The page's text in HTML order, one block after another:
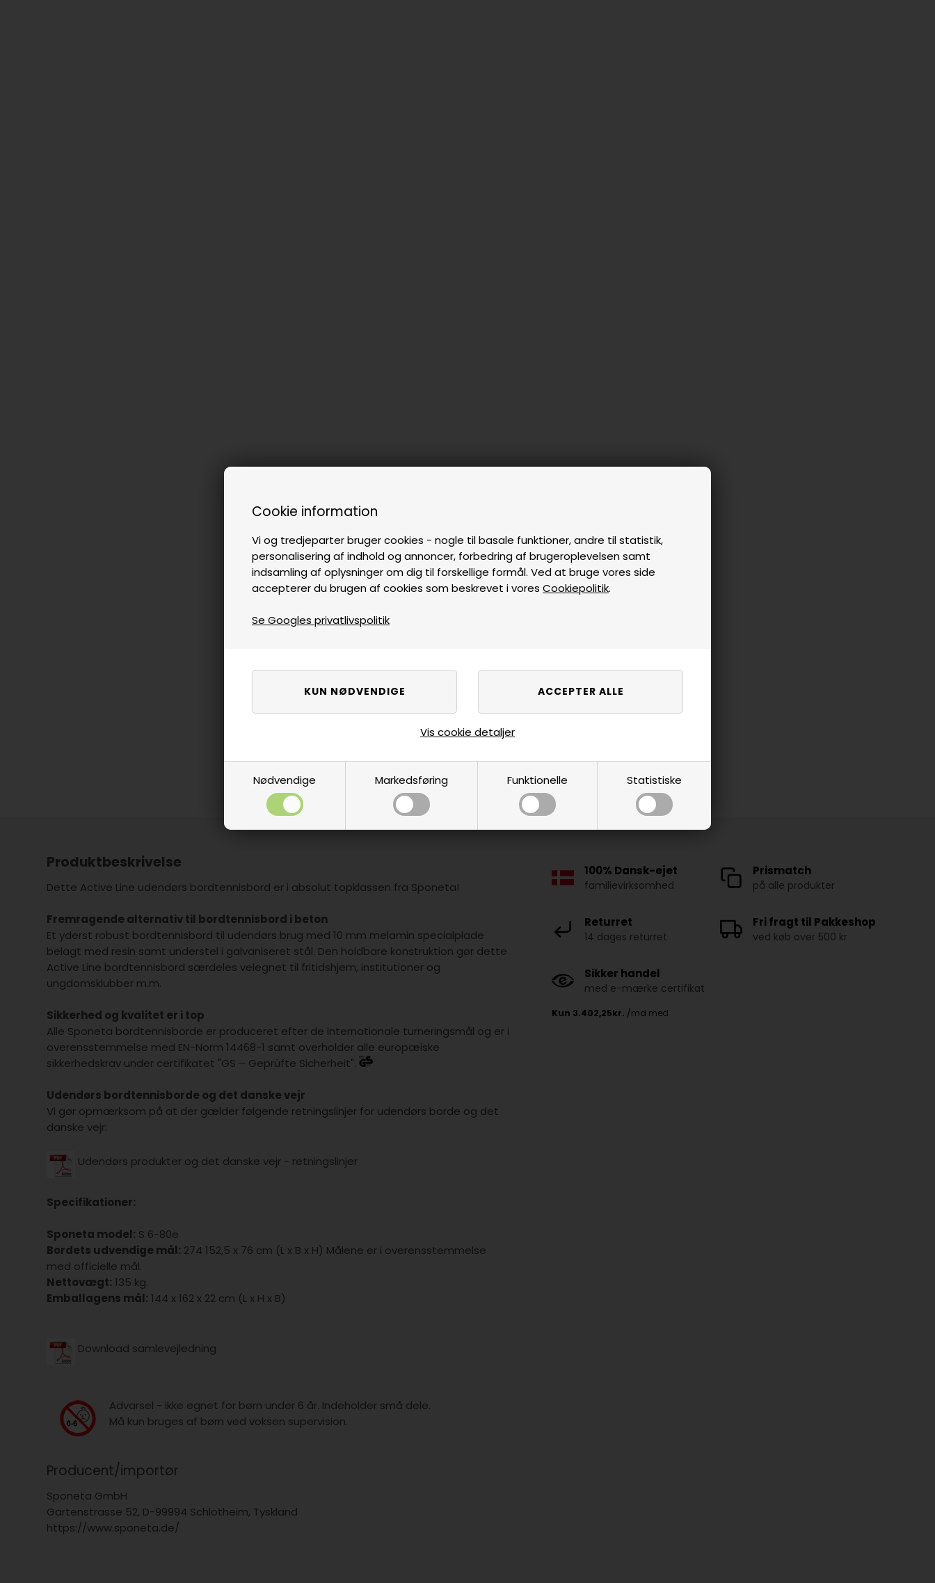
Cookie information
Vi og tredjeparter bruger cookies - nogle til basale funktioner, andre til statistik,
personalisering af indhold og annoncer, forbedring af brugeroplevelsen samt
indsamling af oplysninger om dig til forskellige formål. Ved at bruge vores side
accepterer du brugen af cookies som beskrevet i vores Cookiepolitik.
Se Googles privatlivspolitik
Nødvendige Markedsføring Funktionelle Statistiske
Vis cookie detaljer
Produktbeskrivelse
Dette Active Line udendørs bordtennisbord er i absolut topklassen fra Sponeta!
Fremragende alternativ til bordtennisbord i beton
Et yderst robust bordtennisbord til udendørs brug med 10 mm melamin specialplade
belagt med resin samt understel i galvaniseret stål. Den holdbare konstruktion gør dette
Active Line bordtennisbord særdeles velegnet til fritidshjem, institutioner og
ungdomsklubber m.m.
Sikkerhed og kvalitet er i top
Alle Sponeta bordtennisborde er produceret efter de internationale turneringsmål og er i
overensstemmelse med EN-Norm 14468-1 samt overholder alle europæiske
sikkerhedskrav under certifikatet "GS – Geprüfte Sicherheit".
Udendørs bordtennisborde og det danske vejr
Vi gør opmærksom på at der gælder følgende retningslinjer for udendørs borde og det
danske vejr:
Udendørs produkter og det danske vejr - retningslinjer
Specifikationer:
Sponeta model: S 6-80e
Bordets udvendige mål: 274 152,5 x 76 cm (L x B x H) Målene er i overensstemmelse
med officielle mål.
Nettovægt: 135 kg.
Emballagens mål: 144 x 162 x 22 cm (L x H x B)
Download samlevejledning
Advarsel - ikke egnet for børn under 6 år. Indeholder små dele.
Må kun bruges af børn ved voksen supervision.
Producent/importør
Sponeta GmbH
Gartenstrasse 52, D-99994 Schlotheim, Tyskland
https://www.sponeta.de/
100% Dansk-ejet
familievirksomhed
Prismatch
på alle produkter
Returret
14 dages returret
Fri fragt til Pakkeshop
ved køb over 500 kr
Sikker handel
med e-mærke certifikat